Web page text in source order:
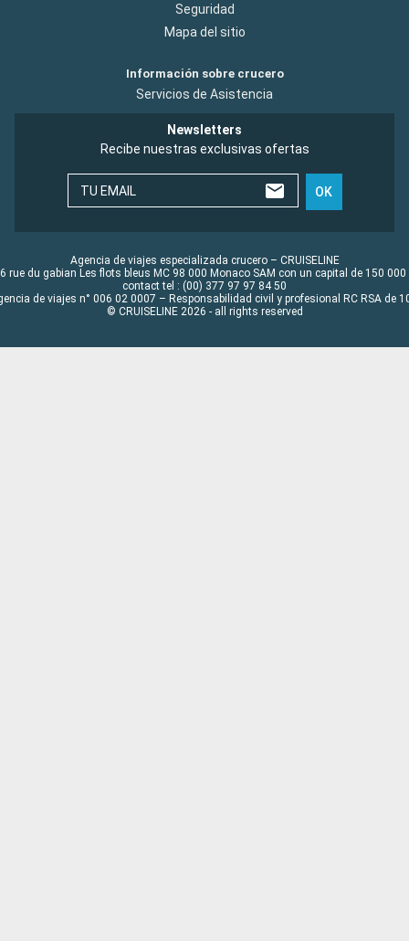
Seguridad
Mapa del sitio
Información sobre crucero
Servicios de Asistencia
Newsletters
Recibe nuestras exclusivas ofertas
TU EMAIL OK
Agencia de viajes especializada crucero – CRUISELINE
rue du gabian Les flots bleus MC 98 000 Monaco SAM con un capital de 150 000
contact tel : (00) 377 97 97 84 50
de viajes n° 006 02 0007 – Responsabilidad civil y profesional RC RSA de
© CRUISELINE 2026 - all rights reserved